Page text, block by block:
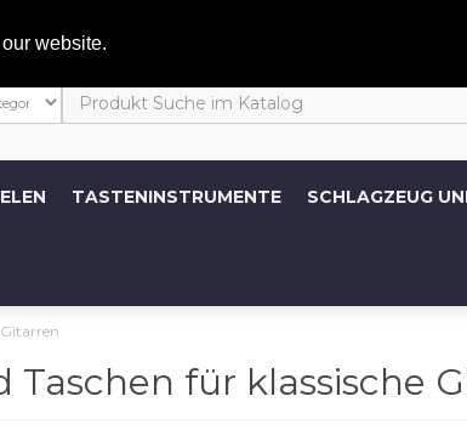
website.
TASTENINSTRUMENTE SCHLAGZEUG
Gitarren
Taschen für klassische